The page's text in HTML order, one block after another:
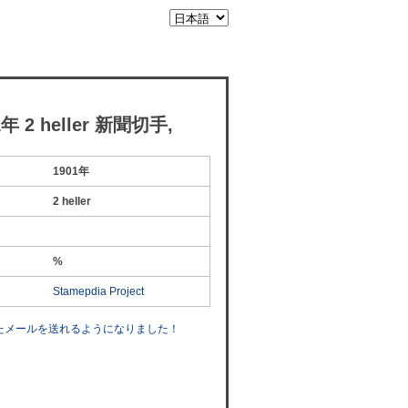
2 heller 新聞切手,
1901年
2 heller
%
Stamepdia Project
ールを送れるようになりました！